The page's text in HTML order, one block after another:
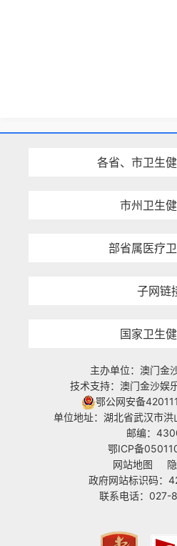
各省、市卫生
市州卫生
部省属医疗
子网链
国家卫生
主办单位：澳门金
技术支持：澳门金沙娱
鄂公网安备
单位地址：湖北省武汉市
邮编：
鄂ICP备
网站地图
政府网站标识码：
联系电话：027-